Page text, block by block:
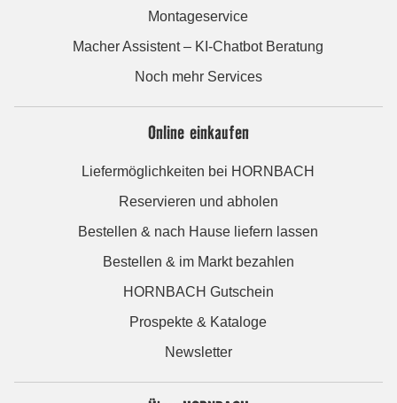
Montageservice
Macher Assistent – KI-Chatbot Beratung
Noch mehr Services
Online einkaufen
Liefermöglichkeiten bei HORNBACH
Reservieren und abholen
Bestellen & nach Hause liefern lassen
Bestellen & im Markt bezahlen
HORNBACH Gutschein
Prospekte & Kataloge
Newsletter